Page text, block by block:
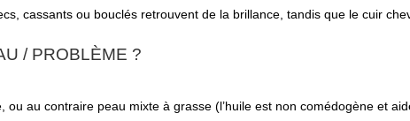
cassants ou bouclés retrouvent de la brillance, tandis que le cuir
/ PROBLÈME ?
ou au contraire peau mixte à grasse (l’huile est non comédogène et